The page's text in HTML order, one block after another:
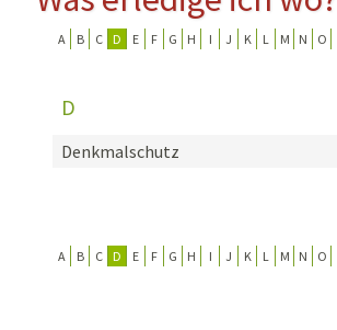
A B C D E F G H I J K L M N O
D
Denkmalschutz
A B C D E F G H I J K L M N O